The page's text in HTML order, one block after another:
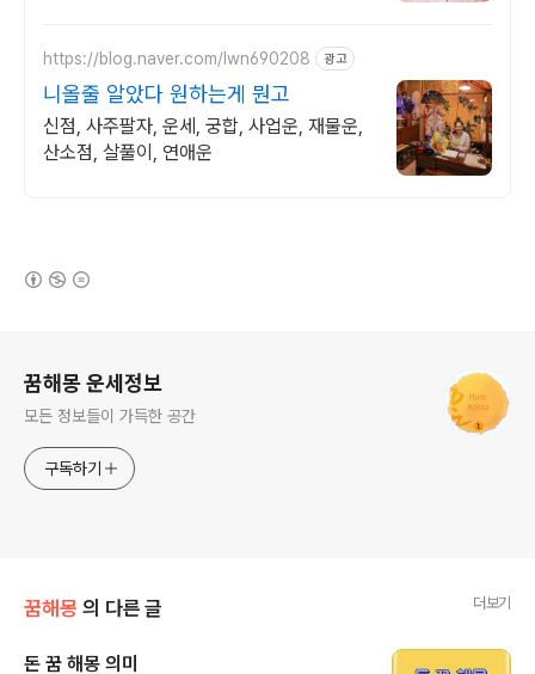
https://blog.naver.com/lwn690208 광고
니올줄 알았다 원하는게 뭔고
신점, 사주팔자, 운세, 궁합, 사업운, 재물운,
산소점, 살풀이, 연애운
꿈해몽 운세정보
모든 정보들이 가득한 공간
구독하기
꿈해몽 의 다른 글 더보기
돈 꿈 해몽 의미